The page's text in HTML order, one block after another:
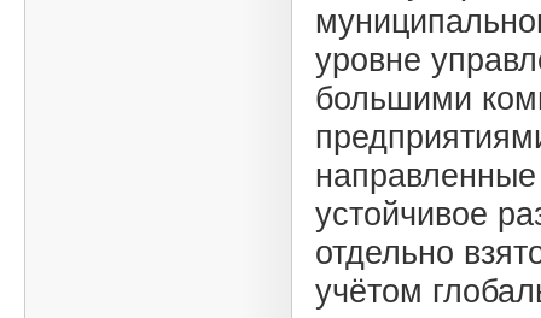
уровне
большими
устойчивое
отдельно
учётом